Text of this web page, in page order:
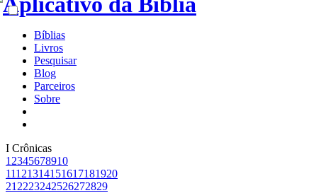
Bíblias
Livros
Pesquisar
Blog
Parceiros
Sobre
I Crônicas
1 2345678910
11121314151617181920
21 2223242526272829